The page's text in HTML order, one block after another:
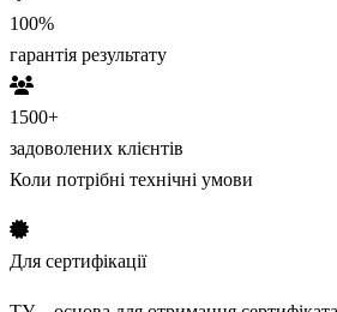
100%
гарантія результату
1500+
задоволених клієнтів
Коли потрібні технічні умови
Для сертифікації